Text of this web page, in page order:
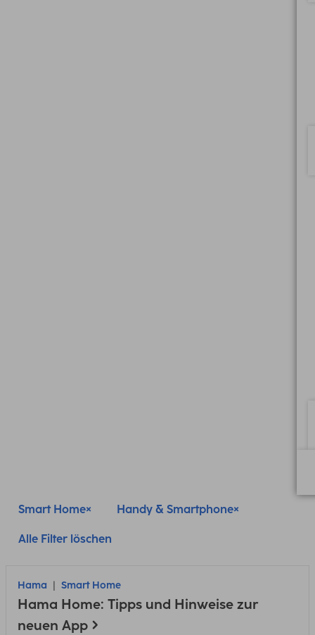
Smart Home Handy & Smartphone
Alle Filter löschen
Hama Smart Home
Hama Home: Tipps und Hinweise zur
neuen App